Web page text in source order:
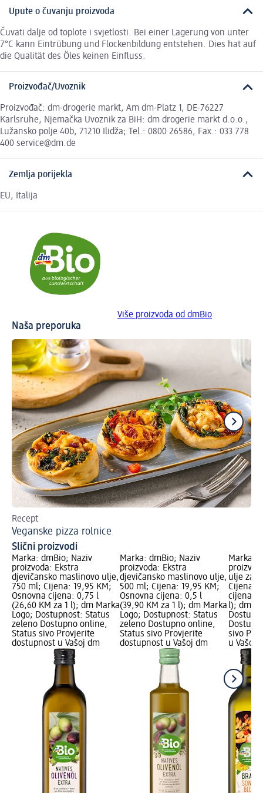
Upute o čuvanju proizvoda
Čuvati dalje od toplote i svjetlosti. Bei einer Lagerung von unter
7°C kann Eintrübung und Flockenbildung entstehen. Dies hat auf
die Qualität des Öles keinen Einfluss.
Proizvođač/Uvoznik
Proizvođač: dm-drogerie markt, Am dm-Platz 1, DE-76227
Karlsruhe, Njemačka Uvoznik za BiH: dm drogerie markt d.o.o.,
Lužansko polje 40b, 71210 Ilidža; Tel.: 0800 26586, Fax.: 033 778
400 service@dm.de
Zemlja porijekla
EU, Italija
Više proizvoda od dmBio
Naša preporuka
Recept
Veganske pizza rolnice
Slični proizvodi
Marka: dmBio; Naziv
proizvoda: Ekstra
djevičansko maslinovo ulje,
750 ml; Cijena: 19,95 KM;
Osnovna cijena: 0,75 l
(26,60 KM za 1 l); dm Marka
Logo; Dostupnost: Status
zeleno Dostupno online,
Status sivo Provjerite
dostupnost u Vašoj dm
Marka: dmBio; Naziv
proizvoda: Ekstra
djevičansko maslinovo ulje,
500 ml; Cijena: 19,95 KM;
Osnovna cijena: 0,5 l
(39,90 KM za 1 l); dm Marka
Logo; Dostupnost: Status
zeleno Dostupno online,
Status sivo Provjerite
dostupnost u Vašoj dm
Marka:
ulje za
Cijena:
cijena:
l); dm
sivo
u Vašoj